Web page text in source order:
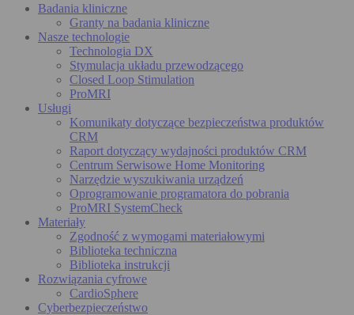
Badania kliniczne
Granty na badania kliniczne
Nasze technologie
Technologia DX
Stymulacja układu przewodzącego
Closed Loop Stimulation
ProMRI
Usługi
Komunikaty dotyczące bezpieczeństwa produktów
CRM
Raport dotyczący wydajności produktów CRM
Centrum Serwisowe Home Monitoring
Narzędzie wyszukiwania urządzeń
Oprogramowanie programatora do pobrania
ProMRI SystemCheck
Materiały
Zgodność z wymogami materiałowymi
Biblioteka techniczna
Biblioteka instrukcji
Rozwiązania cyfrowe
CardioSphere
Cyberbezpieczeństwo